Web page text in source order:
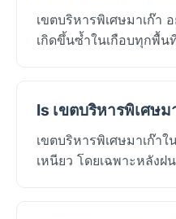
เขตบริหารพิเศษมาเก๊า
เกิดขึ้นซ้ำในเกือบทุกพื้
Is เขตบริหารพิเศษ
เขตบริหารพิเศษมาเก๊
เหนียว โดยเฉพาะหลัง